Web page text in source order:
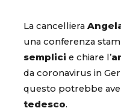
La cancelliera
una conferenza
semplici e chiare l’
da coronavirus in
questo potrebbe
tedesco.